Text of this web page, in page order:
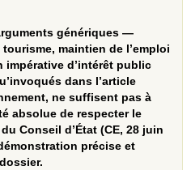
génériques —
maintien de l’emploi
d’intérêt public
dans l’article
ne suffisent pas à
absolue de respecter le
Conseil d’État (CE, 28 juin
précise et